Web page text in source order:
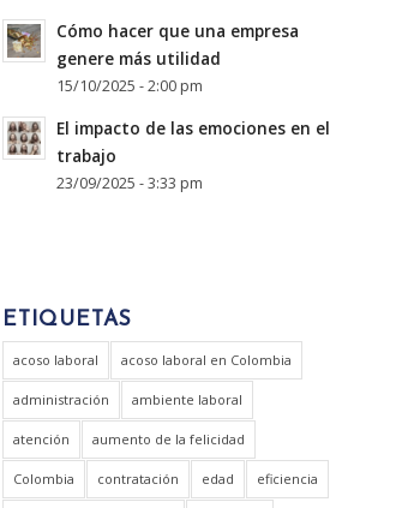
Cómo hacer que una empresa
genere más utilidad
15/10/2025 - 2:00 pm
El impacto de las emociones en el
trabajo
23/09/2025 - 3:33 pm
ETIQUETAS
acoso laboral acoso laboral en Colombia
administración ambiente laboral
atención aumento de la felicidad
Colombia contratación edad eficiencia